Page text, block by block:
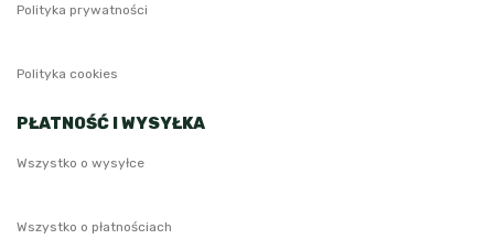
Polityka prywatności
Polityka cookies
PŁATNOŚĆ I WYSYŁKA
Wszystko o wysyłce
Wszystko o płatnościach